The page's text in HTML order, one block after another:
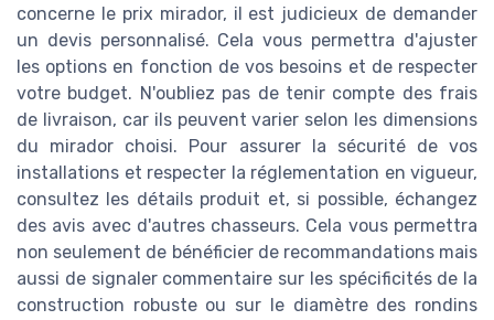
concerne le prix mirador, il est judicieux de demander
un devis personnalisé. Cela vous permettra d'ajuster
les options en fonction de vos besoins et de respecter
votre budget. N'oubliez pas de tenir compte des frais
de livraison, car ils peuvent varier selon les dimensions
du mirador choisi. Pour assurer la sécurité de vos
installations et respecter la réglementation en vigueur,
consultez les détails produit et, si possible, échangez
des avis avec d'autres chasseurs. Cela vous permettra
non seulement de bénéficier de recommandations mais
aussi de signaler commentaire sur les spécificités de la
construction robuste ou sur le diamètre des rondins